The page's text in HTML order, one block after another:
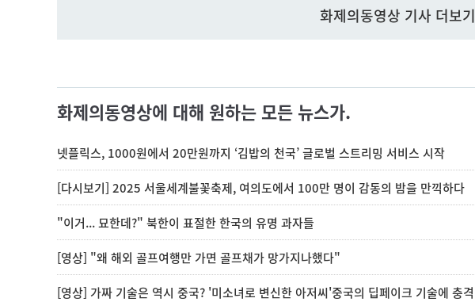
화제의동영상 기사 더보기
화제의동영상에 대해 원하는 모든 뉴스가.
넷플릭스, 1000원에서 20만원까지 ‘김밥의 천국’ 글로벌 스트리밍 서비스 시작
[다시보기] 2025 서울세계불꽃축제, 여의도에서 100만 명이 감동의 밤을 만끽하다
"이거... 묘한데?" 북한이 표절한 한국의 유명 과자들
[영상] "왜 해외 골프여행만 가면 골프채가 망가지나했다"
[영상] 가짜 기술은 역시 중국? '미소녀로 변신한 아저씨'중국의 딥페이크 기술에 충격